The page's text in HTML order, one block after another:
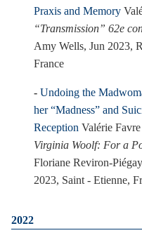
Praxis and Memory
“Transmission” 62e
Amy Wells, Jun 2023,
France
Undoing the
her “Madness” and
Reception Valérie Favre
Virginia Woolf: For a
Floriane Reviron-
2023, Saint - Etienne,
2022